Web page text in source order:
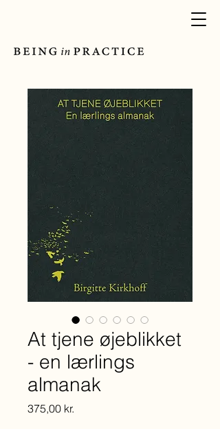
At tjene øjeblikket
- en lærlings
almanak
375,00 kr.